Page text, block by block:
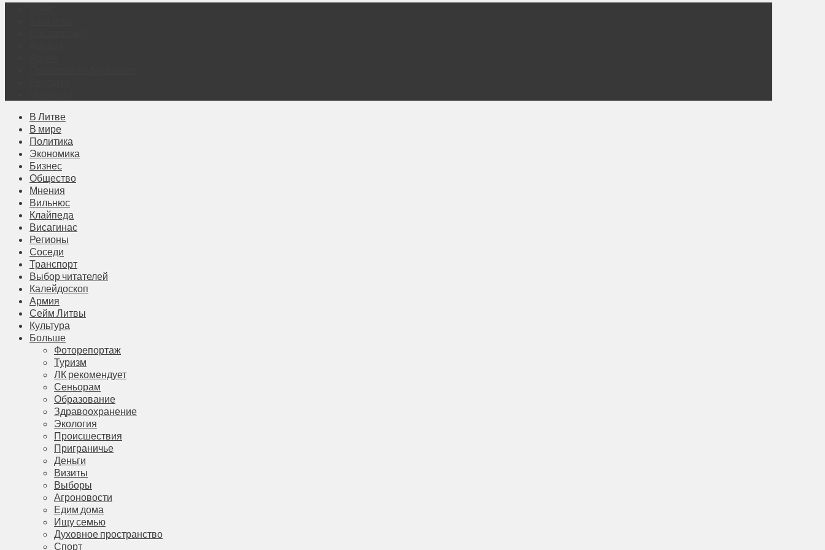
В Литве
В мире
Политика
Экономика
Бизнес
Общество
Мнения
Вильнюс
Клайпеда
Висагинас
Регионы
Соседи
Транспорт
Выбор читателей
Калейдоскоп
Армия
Сейм Литвы
Культура
Больше
Фоторепортаж
Туризм
ЛК рекомендует
Сеньорам
Образование
Здравоохранение
Экология
Происшествия
Приграничье
Деньги
Визиты
Выборы
Агроновости
Едим дома
Ищу семью
Духовное пространство
Спорт